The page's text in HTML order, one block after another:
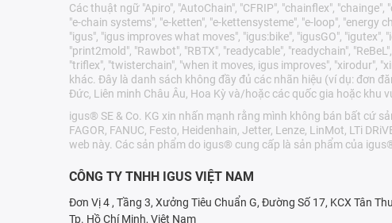
Các thuật ngữ "Apiro", "AutoChain", "CFRIP", "chainflex",
"e-chain systems", "e-ketten", "e-kettensysteme", "e-loop", "energy
"igus", "igus improves what moves", "igus:bike", "igusGO",
"print2mold", "Rawbot", "RBTX", "readycable", "readychain",
"triflex", "twisterchain", "when it moves, igus improves", "xirodur",
khác. Đây là danh sách không đầy đủ các nhãn hiệu (ví dụ: đơn
Đức, Liên minh Châu Âu, Hoa Kỳ và/hoặc các quốc gia hoặc khu
igus® SE & Co. KG xin nhấn mạnh rằng mình không bán bất cứ
FAGOR, FANUC, Festo, Heidenhain, Jetter, Lenze, LinMot, LTi
web này. Các sản phẩm do igus® cung cấp là sản phẩm của
CÔNG TY TNHH IGUS VIỆT NAM
Đơn Vị 4 , Tầng 3, Xưởng Tiêu Chuẩn G, Đường Số 17, KCX Tân
Tp. Hồ Chí Minh, Việt Nam